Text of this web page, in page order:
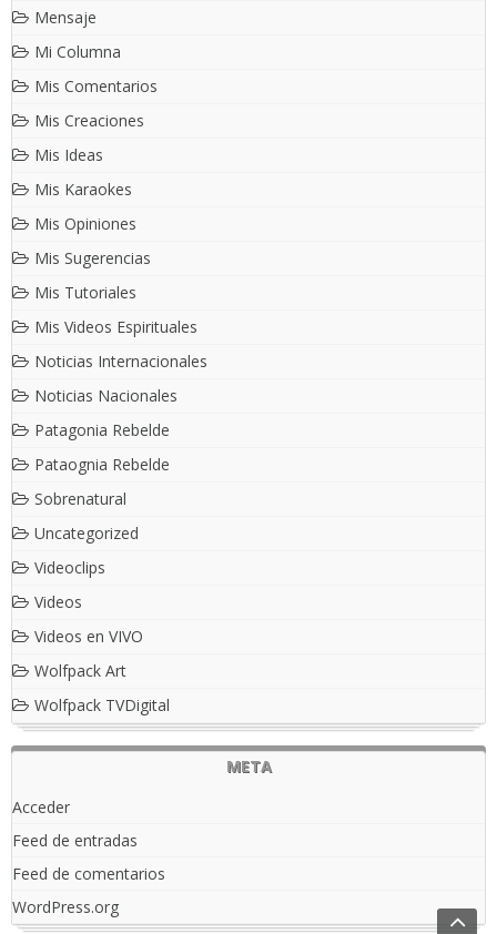
Mensaje
Mi Columna
Mis Comentarios
Mis Creaciones
Mis Ideas
Mis Karaokes
Mis Opiniones
Mis Sugerencias
Mis Tutoriales
Mis Videos Espirituales
Noticias Internacionales
Noticias Nacionales
Patagonia Rebelde
Pataognia Rebelde
Sobrenatural
Uncategorized
Videoclips
Videos
Videos en VIVO
Wolfpack Art
Wolfpack TVDigital
META
Acceder
Feed de entradas
Feed de comentarios
WordPress.org